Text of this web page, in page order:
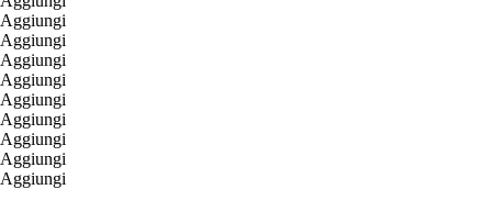
Aggiungi
Aggiungi
Aggiungi
Aggiungi
Aggiungi
Aggiungi
Aggiungi
Aggiungi
Aggiungi